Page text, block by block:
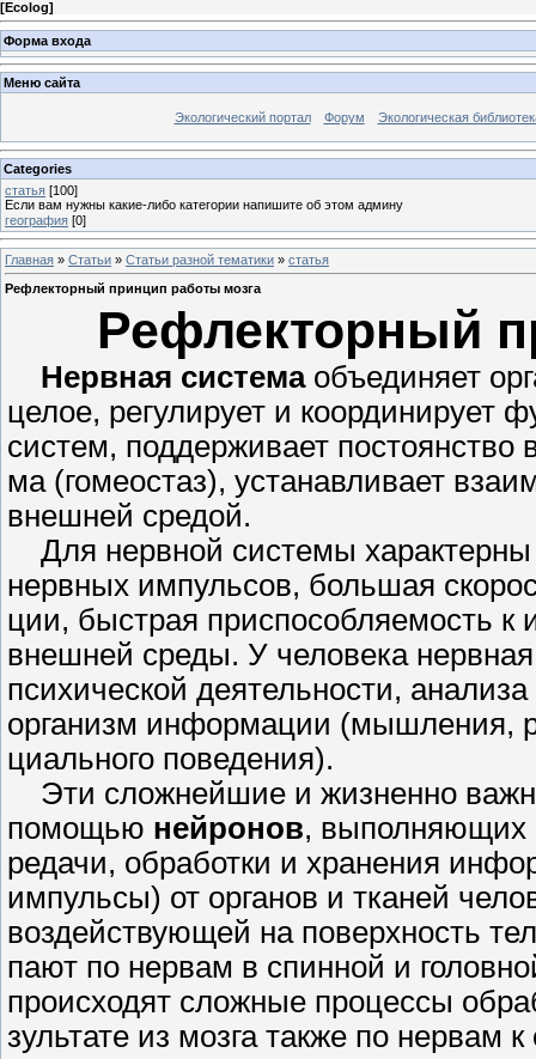
[Ecolog]
Форма входа
Меню сайта
Экологический портал Форум Экологическая
Categories
статья [100]
Если вам нужны какие-либо категории напишите об этом админу
география [0]
Главная » Статьи » Статьи разной тематики » статья
Рефлекторный принцип работы мозга
Рефлекторный
Нервная системаобъединяет
целое, регулирует и координирует
систем, поддерживает постоянство
ма (гомеостаз), устанавливает
внешней средой.
Для нервной системы характерны
нервных импульсов, большая
ции, быстрая приспособляемость
внешней среды. У человека
психической деятельности,
организм информации (мышления,
циального поведения).
Эти сложнейшие и жизненно
помощью нейронов, выполняющих
редачи, обработки и хранения
импульсы) от органов и тканей
воздействующей на поверхность
пают по нервам в спинной и
происходят сложные процессы
зультате из мозга также по нервам